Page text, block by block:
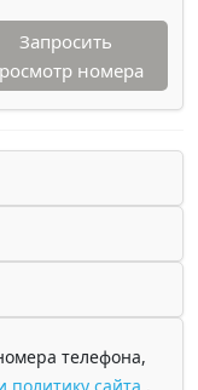
Запросить
номера
телефона,